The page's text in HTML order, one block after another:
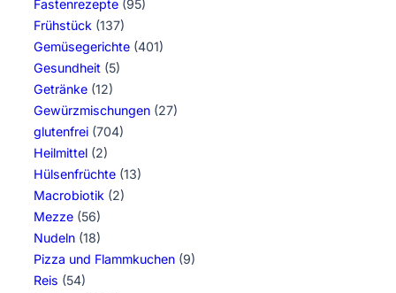
Fastenrezepte (95)
Frühstück (137)
Gemüsegerichte (401)
Gesundheit (5)
Getränke (12)
Gewürzmischungen (27)
glutenfrei (704)
Heilmittel (2)
Hülsenfrüchte (13)
Macrobiotik (2)
Mezze (56)
Nudeln (18)
Pizza und Flammkuchen (9)
Reis (54)